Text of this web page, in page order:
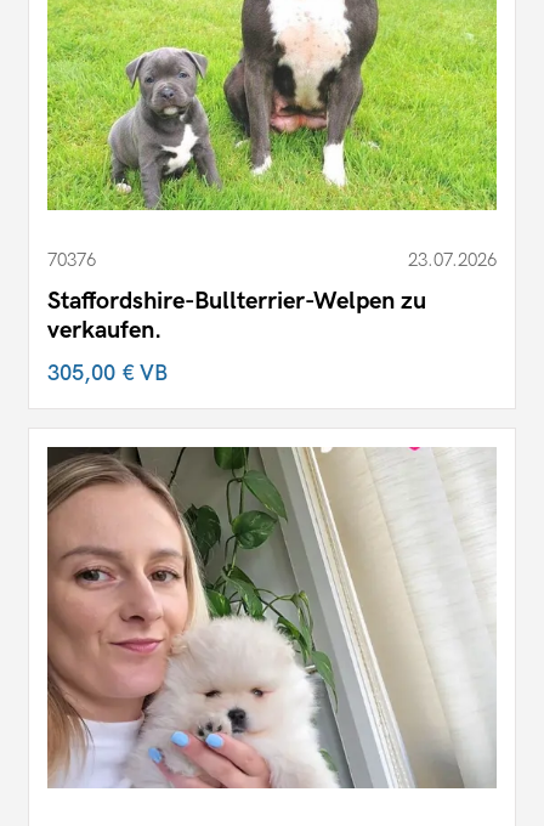
70376 23.07.2026
Staffordshire-Bullterrier-Welpen zu
verkaufen.
305,00 €VB